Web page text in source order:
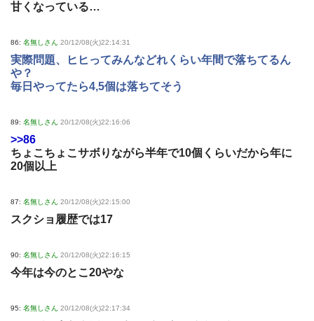
甘くなっている…
86: 名無しさん 20/12/08(火)22:14:31
実際問題、ヒヒってみんなどれくらい年間で落ちてるん
や？
毎日やってたら4,5個は落ちてそう
89: 名無しさん 20/12/08(火)22:16:06
>>86
ちょこちょこサボりながら半年で10個くらいだから年に
20個以上
87: 名無しさん 20/12/08(火)22:15:00
スクショ履歴では17
90: 名無しさん 20/12/08(火)22:16:15
今年は今のとこ20やな
95: 名無しさん 20/12/08(火)22:17:34